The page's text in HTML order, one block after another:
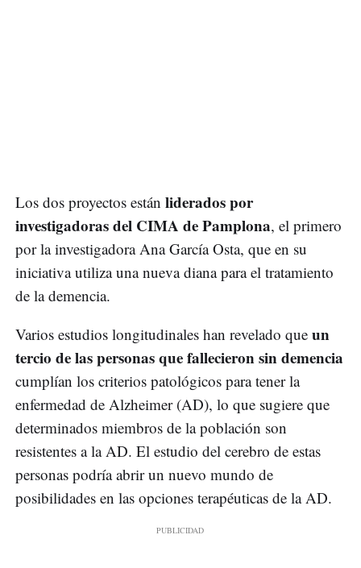
Los dos proyectos están liderados por
investigadoras del CIMA de Pamplona, el primero
por la investigadora Ana García Osta, que en su
iniciativa utiliza una nueva diana para el tratamiento
de la demencia.
Varios estudios longitudinales han revelado que un
tercio de las personas que fallecieron sin demencia
cumplían los criterios patológicos para tener la
enfermedad de Alzheimer (AD), lo que sugiere que
determinados miembros de la población son
resistentes a la AD. El estudio del cerebro de estas
personas podría abrir un nuevo mundo de
posibilidades en las opciones terapéuticas de la AD.